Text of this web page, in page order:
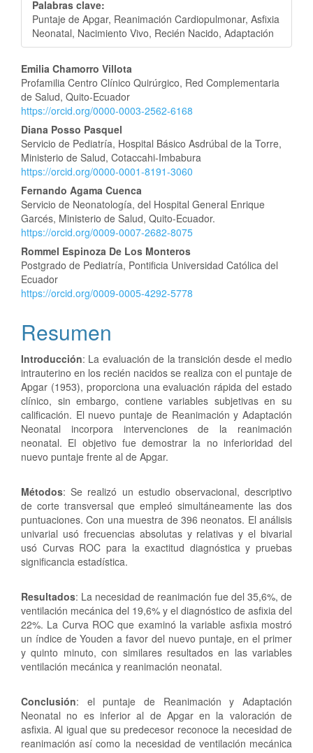
Palabras clave:
Puntaje de Apgar, Reanimación Cardiopulmonar, Asfixia
Neonatal, Nacimiento Vivo, Recién Nacido, Adaptación
Contenido
principal
del
artículo
Emilia Chamorro Villota
Profamilia Centro Clínico Quirúrgico, Red Complementaria
de Salud, Quito-Ecuador
https://orcid.org/0000-0003-2562-6168
Diana Posso Pasquel
Servicio de Pediatría, Hospital Básico Asdrúbal de la Torre,
Ministerio de Salud, Cotaccahi-Imbabura
https://orcid.org/0000-0001-8191-3060
Fernando Agama Cuenca
Servicio de Neonatología, del Hospital General Enrique
Garcés, Ministerio de Salud, Quito-Ecuador.
https://orcid.org/0009-0007-2682-8075
Rommel Espinoza De Los Monteros
Postgrado de Pediatría, Pontificia Universidad Católica del
Ecuador
https://orcid.org/0009-0005-4292-5778
Resumen
Introducción: La evaluación de la transición desde el medio
intrauterino en los recién nacidos se realiza con el puntaje de
Apgar (1953), proporciona una evaluación rápida del estado
clínico, sin embargo, contiene variables subjetivas en su
calificación. El nuevo puntaje de Reanimación y Adaptación
Neonatal incorpora intervenciones de la reanimación
neonatal. El objetivo fue demostrar la no inferioridad del
nuevo puntaje frente al de Apgar.
Métodos: Se realizó un estudio observacional, descriptivo
de corte transversal que empleó simultáneamente las dos
puntuaciones. Con una muestra de 396 neonatos. El análisis
univarial usó frecuencias absolutas y relativas y el bivarial
usó Curvas ROC para la exactitud diagnóstica y pruebas
significancia estadística.
Resultados: La necesidad de reanimación fue del 35,6%, de
ventilación mecánica del 19,6% y el diagnóstico de asfixia del
22%. La Curva ROC que examinó la variable asfixia mostró
un índice de Youden a favor del nuevo puntaje, en el primer
y quinto minuto, con similares resultados en las variables
ventilación mecánica y reanimación neonatal.
Conclusión: el puntaje de Reanimación y Adaptación
Neonatal no es inferior al de Apgar en la valoración de
asfixia. Al igual que su predecesor reconoce la necesidad de
reanimación así como la necesidad de ventilación mecánica